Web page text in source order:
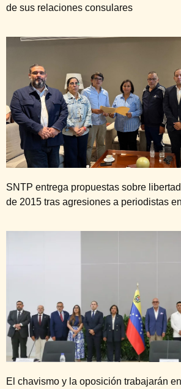
de sus relaciones consulares
SNTP entrega propuestas sobre
de 2015 tras agresiones a periodistas
El chavismo y la oposición trabajarán